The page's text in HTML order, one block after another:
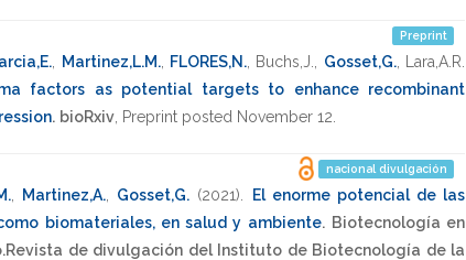
Preprint
Martinez,L.M., FLORES,N. Buchs,J. Gosset,G.,
Lara,A.R.
factors as potential targets to enhance recombinant
. bioRxiv Preprint posted November 12
nacional divulgación
Martinez,A. Gosset,G. (2021)
El enorme potencial de las
biomateriales, en salud y ambiente. Biotecnología en
de divulgación del Instituto de Biotecnología de la